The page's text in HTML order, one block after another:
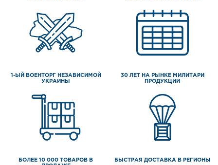
1-ЫЙ ВОЕНТОРГ НЕЗАВИСИМОЙ
УКРАИНЫ
30 ЛЕТ НА РЫНКЕ МИЛИТАРИ
ПРОДУКЦИИ
БОЛЕЕ 10 000 ТОВАРОВ В
БЫСТРАЯ ДОСТАВКА В РЕГИОНЫ